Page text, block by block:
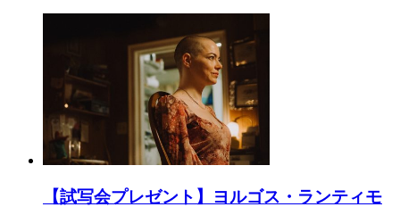
【試写会プレゼント】ヨルゴス・ランティモ